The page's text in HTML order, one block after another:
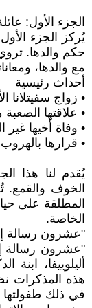
الجزء الأول:
يُركز الجزء
حكم والدها.
مع والدها،
أحداث رئيسية
• زواج سفيتلانا
• علاقتها الصعبة
• وفاة أخيها
• قرارها
يُقدم لنا هذا
الخوف والقمع.
المطلقة على
الخاصة.
"عشرون رسالة
"عشرون رسالة
أليلوييفا،
هذه المذكرات
في ذلك طفولتها